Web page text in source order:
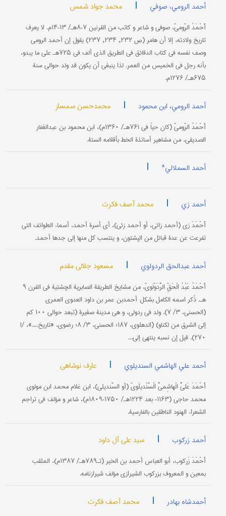
أحمد الرومي، صوفي | محمد جواد شمس
أَحْمَدُ الرّوميّ، صوفي و شاعر و کاتب من القرنین ۷–۸هـ/ ۱۳–۱۴م. لا یعرف
تاریخ ولادته، إلا أن هامر (ص ۲۳۲, ۲۳۴, ۲۳۷) یقول إن أحمد الرومي
وصف نفسه في کتاب الدقائق في الطریق الذي ألف في ۷۲۵هـ علی ما یبدو،
بأنه رجل في الخمیس من العمر. لذا ینبغي أن یکون قد ولد حوالي سنة
۶۷۵هـ/ ۱۲۷۶م.
أحمد الرومي، ابن محمود | محمدحسن سمسار
أَحْمَدُ الرّوميّ (کان حیاً في ۷۶۱هـ/ ۱۳۶۰م)، ابن محمود بن عبدالغفار
الصدیقي، من مشاهیر أساتذة الخط بأقلامه الستة.
أحمد السملالي* |
أحمد زي | محمد آصف فکرت
أَحْمَدَ زي (أحمد زائي، أو أحمد زئي)، أي أسرة أحمد، أسماء الطوائف التي
تفرعت عن عدة قبائل من الپشتون، و ینتسب کل منها إلی جدها أحمد.
أحمد عبدالحق الردولوي | مسعود جلالي مقدم
أَحْمَدُ عَبْدُ الْحَقِّ الرُّدَوْلَويّ، من مشایخ الطریقة الصابریة الچشتیة في القرن ۹
هـ. ذُکر اسمه الکامل بشکل: أحمدبن عمر بن داود العدوي العمري
(الحسني، ۳/ ۷). ولد في ردولي، و هي مدینة صغیرة (تبعد حوالي ۱۰۰ کم
إلی الشرق من لکناو) (الدهلوي، ۱۸۷؛ الحسني، ۳/ ۸؛ رضوي، «تاریخ....»، I/
۲۷۰). قیل إن نسبه ینتهي إلی...
أحمد علي الهاشمي السندیلوي | عارف نوشاهی
أَحْمَدَ عَليٌّ الْهاشِميُّ الْسَّنْدیلَويّ (أو السَّندیلي)، ابن غلام محمد ابن مولوي
محمد حاجي (۱۱۶۳– بعد ۱۲۲۴هـ/ ۱۷۵۰–۱۸۰۹م)، شاعر و مؤلف في تراجم
الشعراء الهنود الناطقین بالفارسیة.
أحمد زرکوب | سید علي آل داود
أَحْمَدَ زَرکوب، أبو العباس أحمد بن الخیر (تـ۷۸۹هـ/ ۱۳۸۷م)، الملقب
بمعین و المعروف بزرکوب الشیرازي مؤلف شیرازنامه.
أحمدشاه بهادر | محمد آصف فکرت